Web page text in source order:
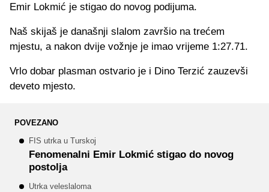
Emir Lokmić je stigao do novog podijuma.
Naš skijaš je današnji slalom završio na trećem
mjestu, a nakon dvije vožnje je imao vrijeme 1:27.71.
Vrlo dobar plasman ostvario je i Dino Terzić zauzevši
deveto mjesto.
POVEZANO
FIS utrka u Turskoj
Fenomenalni Emir Lokmić stigao do novog
postolja
Utrka veleslaloma